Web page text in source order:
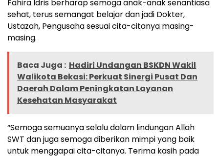
Fahira Idris berharap semoga anak-anak senantiasa
sehat, terus semangat belajar dan jadi Dokter,
Ustazah, Pengusaha sesuai cita-citanya masing-
masing.
Baca Juga : Hadiri Undangan BSKDN Wakil
Walikota Bekasi: Perkuat Sinergi Pusat Dan
Daerah Dalam Peningkatan Layanan
Kesehatan Masyarakat
“Semoga semuanya selalu dalam lindungan Allah
SWT dan juga semoga diberikan mimpi yang baik
untuk menggapai cita-citanya. Terima kasih pada